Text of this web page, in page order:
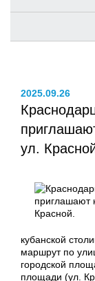
2025.09.26
ул.
кубанской
маршрут по
городской
площади (ул.